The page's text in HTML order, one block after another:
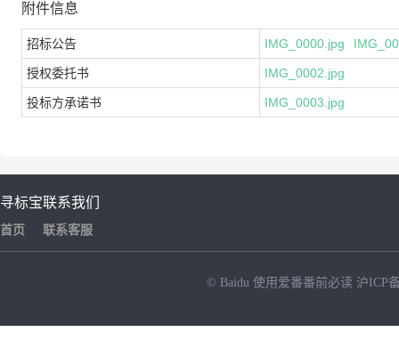
附件信息
招标公告 IMG_0000.jpg
授权委托书 IMG_0002.jpg
投标方承诺书 IMG_0003.jpg
寻标宝
首页
联系我们
联系客服
© Baidu 使用爱番番前必读 沪ICP